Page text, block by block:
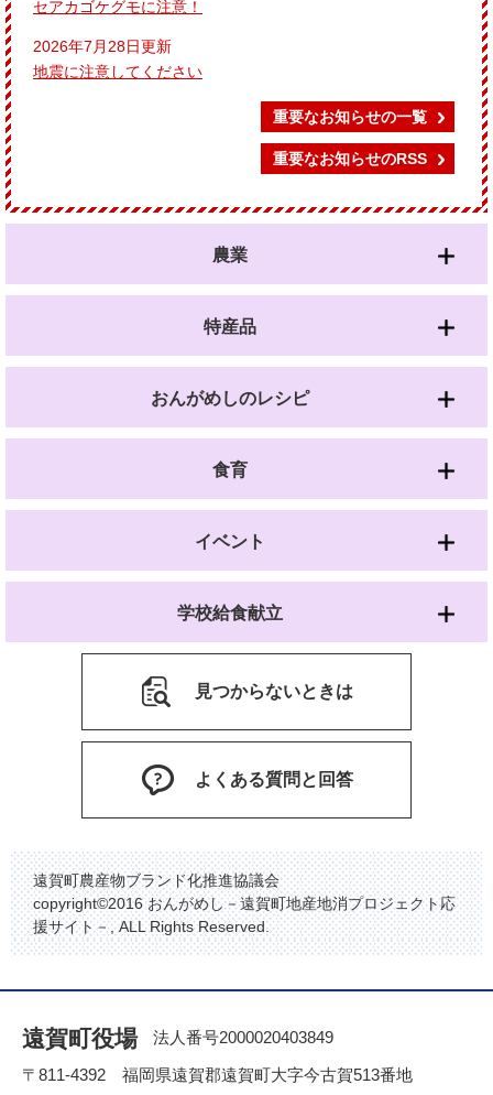
セアカゴケグモに注意！
2026年7月28日更新
地震に注意してください
重要なお知らせの一覧
重要なお知らせのRSS
農業
特産品
おんがめしのレシピ
食育
イベント
学校給食献立
見つからないときは
よくある質問と回答
遠賀町農産物ブランド化推進協議会
copyright©2016 おんがめし－遠賀町地産地消プロジェクト応
援サイト－, ALL Rights Reserved.
遠賀町役場
法人番号2000020403849
〒811-4392 福岡県遠賀郡遠賀町大字今古賀513番地